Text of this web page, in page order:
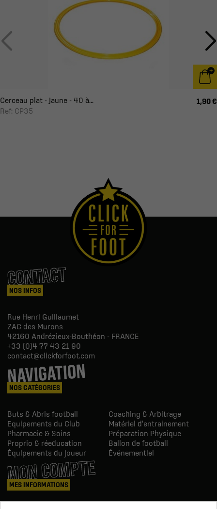
Cerceau plat - Jaune - 40 à...
Ref: CP35
1,90 €
CONTACT
NOS INFOS
Rue Henri Guillaumet
ZAC des Murons
42160 Andrézieux-Bouthéon - FRANCE
+33 (0)4 77 43 21 90
contact@clickforfoot.com
NAVIGATION
NOS CATÉGORIES
Buts & Abris football
Coaching & Arbitrage
Equipements du Club
Matériel d'entrainement
Pharmacie & Soins
Préparation Physique
Proprio & réeducation
Ballon de football
Équipements du joueur
Événementiel
MON COMPTE
MES INFORMATIONS